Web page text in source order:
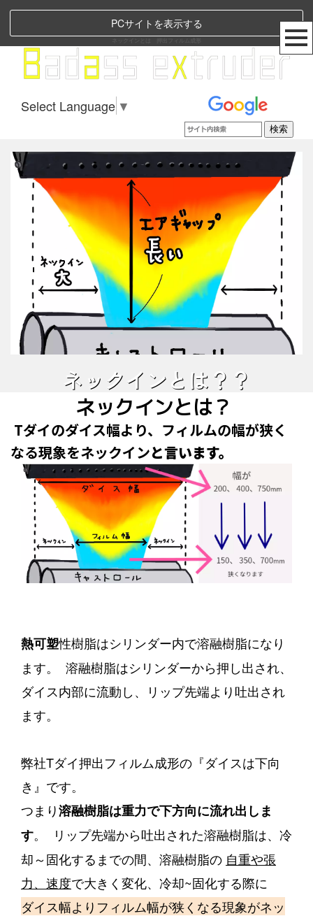
PCサイトを表示する
Select Language ▼
ネックインとは？？
ネックインとは？
Tダイのダイス幅より、フィルムの幅が狭く
なる現象をネックインと言います。
熱可塑性樹脂はシリンダー内で溶融樹脂になり
ます。 溶融樹脂はシリンダーから押し出され、
ダイス内部に流動し、リップ先端より吐出され
ます。
弊社Tダイ押出フィルム成形の『ダイスは下向
き』です。
つまり溶融樹脂は重力で下方向に流れ出しま
す。 リップ先端から吐出された溶融樹脂は、冷
却～固化するまでの間、溶融樹脂の 自重や張
力、速度で大きく変化、冷却~固化する際に
ダイス幅より フィルム幅が狭くなる現象がネッ